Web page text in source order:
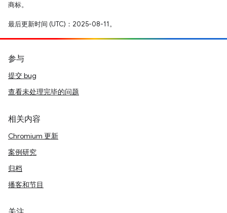
商标。
最后更新时间 (UTC)：2025-08-11。
参与
提交 bug
查看未处理完毕的问题
相关内容
Chromium 更新
案例研究
归档
播客和节目